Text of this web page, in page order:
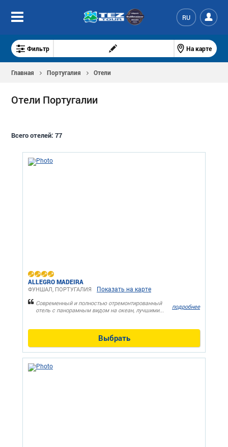
RU
Фильтр На карте
Главная Португалия Отели
Отели Португалии
Всего отелей:77
ALLEGRO MADEIRA
ФУНШАЛ, ПОРТУГАЛИЯ Показать на карте
Современный и полностью отремонтированный
отель с панорамным видом на океан, лучшими...
подробнее
Выбрать